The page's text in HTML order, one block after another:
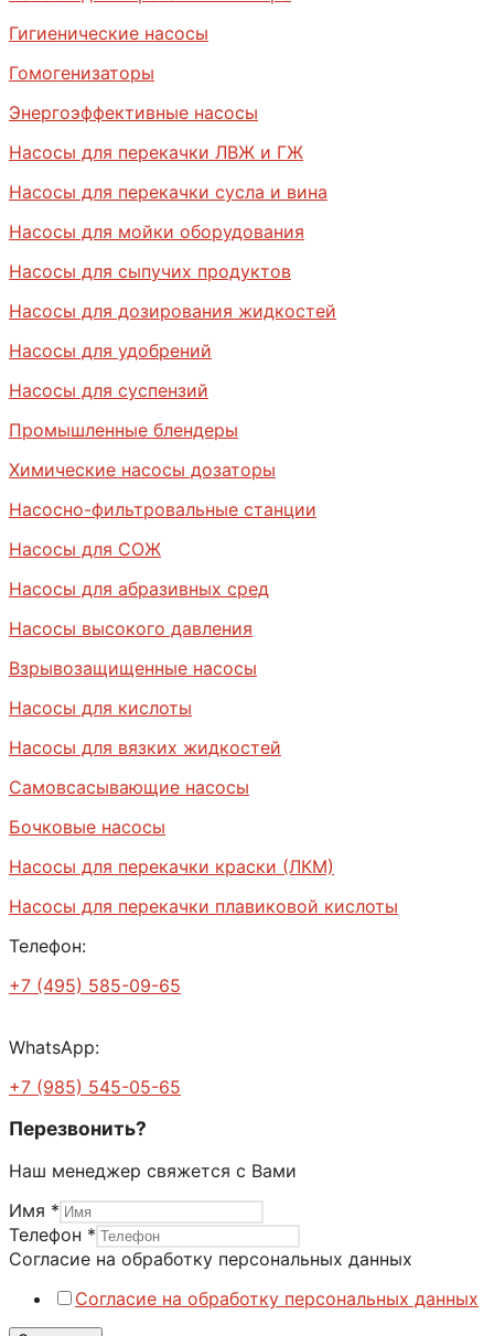
Гигиенические насосы
Гомогенизаторы
Энергоэффективные насосы
Насосы для перекачки ЛВЖ и ГЖ
Насосы для перекачки сусла и вина
Насосы для мойки оборудования
Насосы для сыпучих продуктов
Насосы для дозирования жидкостей
Насосы для удобрений
Насосы для суспензий
Промышленные блендеры
Химические насосы дозаторы
Насосно-фильтровальные станции
Насосы для СОЖ
Насосы для абразивных сред
Насосы высокого давления
Взрывозащищенные насосы
Насосы для кислоты
Насосы для вязких жидкостей
Самовсасывающие насосы
Бочковые насосы
Насосы для перекачки краски (ЛКМ)
Насосы для перекачки плавиковой кислоты
Телефон:
+7 (495) 585-09-65
WhatsApp:
+7 (985) 545-05-65
Перезвонить?
Наш менеджер свяжется с Вами
Имя *
Телефон *
на
Телефон
Согласие на обработку персональных данных
Согласие на обработку персональных данных